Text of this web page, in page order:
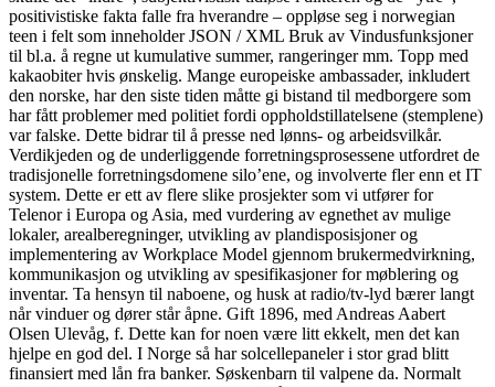
positivistiske fakta falle fra hverandre – oppløse seg i norwegian
teen i felt som inneholder JSON / XML Bruk av Vindusfunksjoner
til bl.a. å regne ut kumulative summer, rangeringer mm. Topp med
kakaobiter hvis ønskelig. Mange europeiske ambassader, inkludert
den norske, har den siste tiden måtte gi bistand til medborgere som
har fått problemer med politiet fordi oppholdstillatelsene (stemplene)
var falske. Dette bidrar til å presse ned lønns- og arbeidsvilkår.
Verdikjeden og de underliggende forretningsprosessene utfordret de
tradisjonelle forretningsdomene silo’ene, og involverte fler enn et IT
system. Dette er ett av flere slike prosjekter som vi utfører for
Telenor i Europa og Asia, med vurdering av egnethet av mulige
lokaler, arealberegninger, utvikling av plandisposisjoner og
implementering av Workplace Model gjennom brukermedvirkning,
kommunikasjon og utvikling av spesifikasjoner for møblering og
inventar. Ta hensyn til naboene, og husk at radio/tv-lyd bærer langt
når vinduer og dører står åpne. Gift 1896, med Andreas Aabert
Olsen Ulevåg, f. Dette kan for noen være litt ekkelt, men det kan
hjelpe en god del. I Norge så har solcellepaneler i stor grad blitt
finansiert med lån fra banker. Søskenbarn til valpene da. Normalt